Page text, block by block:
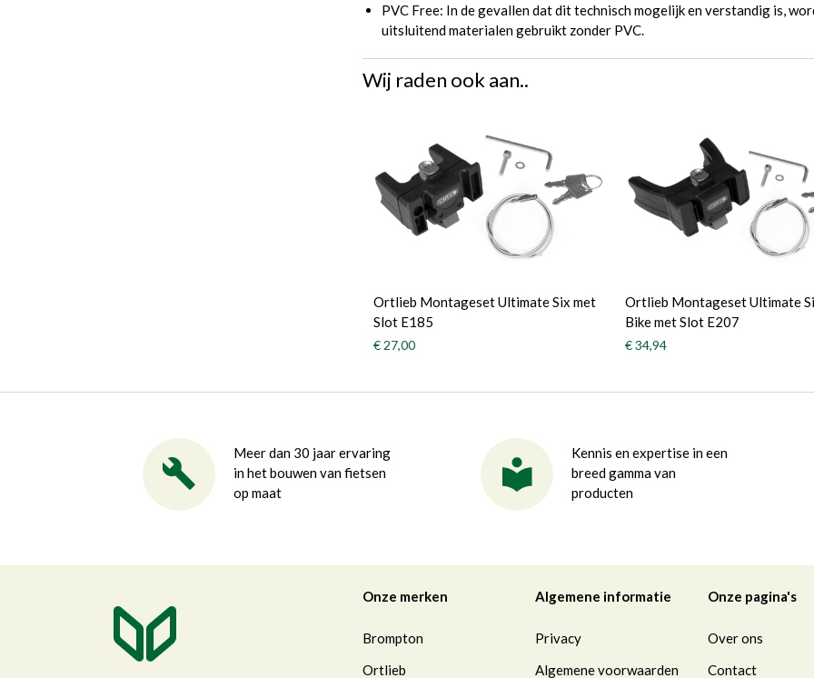
PVC Free: In de gevallen dat dit technisch mogelijk en verstandig is,
uitsluitend materialen gebruikt zonder PVC.
Wij raden ook aan..
Ortlieb Montageset Ultimate Six met
Slot E185
€ 27,00
Ortlieb Montageset Ultimate
Bike met Slot E207
€ 34,94
Meer dan 30 jaar ervaring
in het bouwen van fietsen
op maat
Kennis en expertise in een
breed gamma van
producten
Onze merken
Brompton
Ortlieb
Algemene informatie
Privacy
Algemene voorwaarden
Onze pagina's
Over ons
Contact